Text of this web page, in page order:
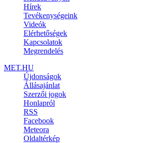
Hírek
Tevékenységeink
Videók
Elérhetőségek
Kapcsolatok
Megrendelés
MET.HU
Újdonságok
Állásajánlat
Szerzői jogok
Honlapról
RSS
Facebook
Meteora
Oldaltérkép